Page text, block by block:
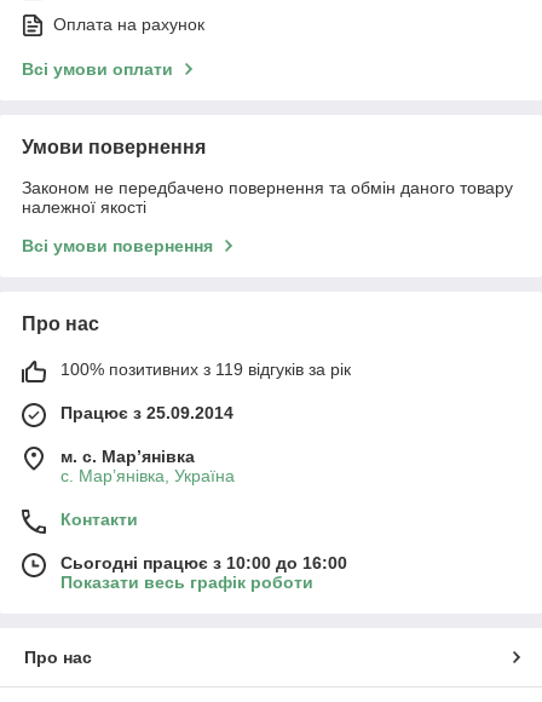
Оплата на рахунок
Всі умови оплати
Умови повернення
Законом не передбачено повернення та обмін даного товару
належної якості
Всі умови повернення
Про нас
100% позитивних з 119 відгуків за рік
Працює з 25.09.2014
м. с. Мар’янівка
с. Мар’янівка, Україна
Контакти
Сьогодні працює з 10:00 до 16:00
Показати весь графік роботи
Про нас